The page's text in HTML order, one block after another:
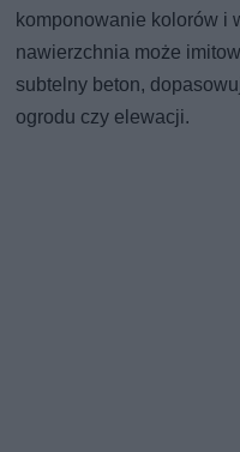
komponowanie kolorów i
nawierzchnia może
subtelny beton,
ogrodu czy elewacji.